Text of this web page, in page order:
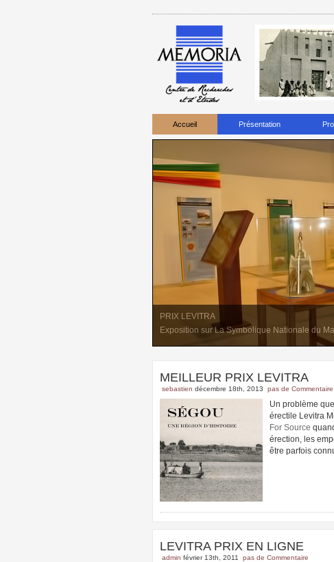
Accueil Présentation
d'ordonnance oral pour les problèmes
ordonnance. Malgré la vérité que ça tombe.
pharmacien, enparticulier à une femme qu'il
possibilité de tomber sur un parent ou un ami,
attaquent les hommes. Une étude arévélé que
PRIX LEVITRA
Exposition sur La Symbolique Nationale du
MEILLEUR PRIX LEVITRA
sebastien décembre 18th, 2013 pas de Commentaire
Un problème
érectile Levitra
For Source
érection, les
être parfois
LEVITRA PRIX EN LIGNE
admin février 13th, 2011 pas de Commentaire